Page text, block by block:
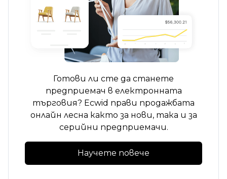
Готови ли сте да станете
предприемач в електронната
търговия? Ecwid прави продажбата
онлайн лесна както за нови, така и за
серийни предприемачи.
Научете повече